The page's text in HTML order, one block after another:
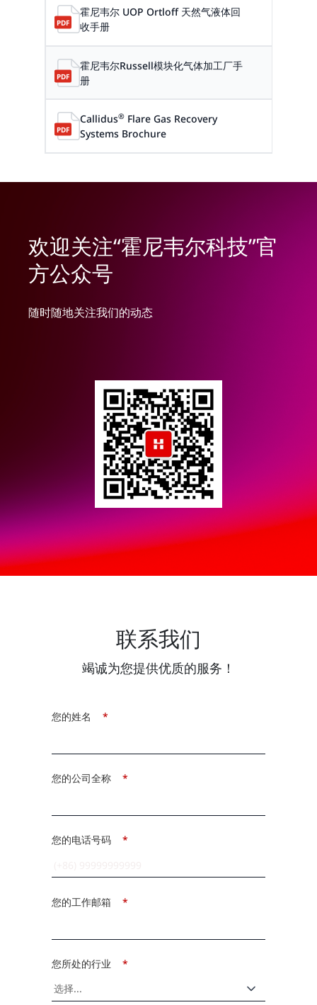
霍尼韦尔 UOP Ortloff 天然气液体回
收手册
霍尼韦尔Russell模块化气体加工厂手
册
Callidus®Flare Gas Recovery
Systems Brochure
欢迎关注“霍尼韦尔科技”官
方公众号
随时随地关注我们的动态
联系我们
竭诚为您提供优质的服务！
*
您的姓名
*
您的公司全称
*
您的电话号码
*
您的工作邮箱
*
您所处的行业